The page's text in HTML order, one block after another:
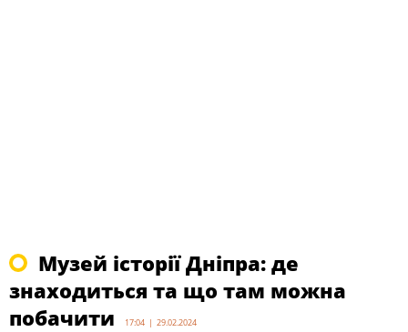
Музей історії Дніпра: де
знаходиться та що там можна
побачити
17:04 | 29.02.2024